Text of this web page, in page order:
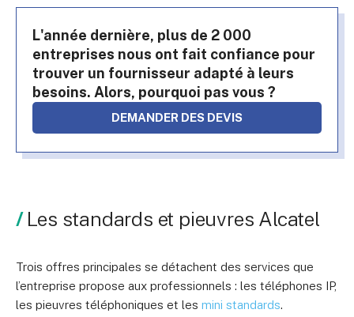
L'année dernière, plus de 2 000
entreprises nous ont fait confiance pour
trouver un fournisseur adapté à leurs
besoins. Alors, pourquoi pas vous ?
DEMANDER DES DEVIS
Les standards et pieuvres Alcatel
Trois offres principales se détachent des services que
l’entreprise propose aux professionnels : les téléphones IP,
les pieuvres téléphoniques et les mini standards.